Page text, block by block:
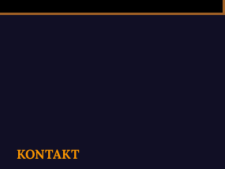
KONTAKT